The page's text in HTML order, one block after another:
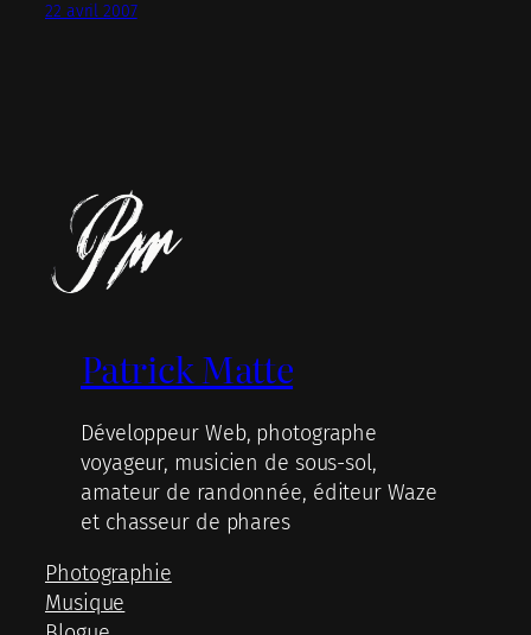
22 avril 2007
Patrick Matte
Développeur Web, photographe
voyageur, musicien de sous-sol,
amateur de randonnée, éditeur Waze
et chasseur de phares
Photographie
Musique